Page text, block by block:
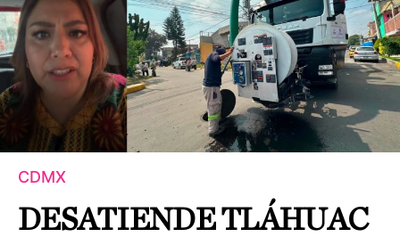
CDMX
DESATIENDE TLÁHUAC